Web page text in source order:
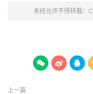
未经允许不得转载：
  
上一篇